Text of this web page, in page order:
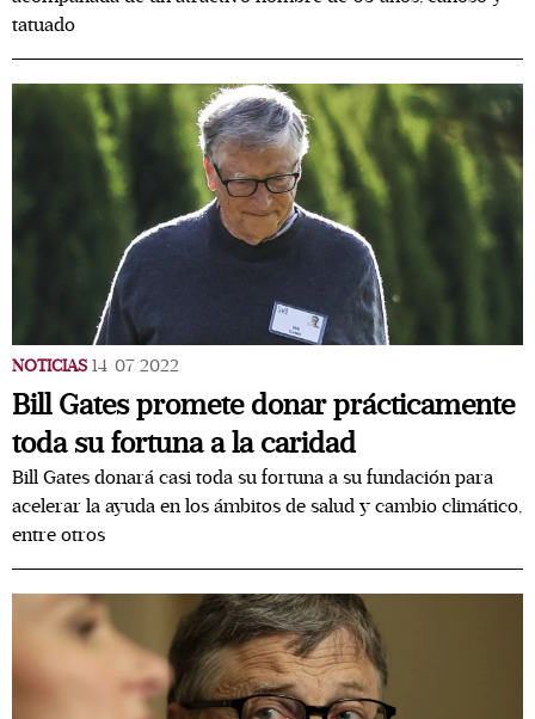
tatuado
NOTICIAS 14/07/2022
Bill Gates promete donar prácticamente
toda su fortuna a la caridad
Bill Gates donará casi toda su fortuna a su fundación para
acelerar la ayuda en los ámbitos de salud y cambio climático,
entre otros